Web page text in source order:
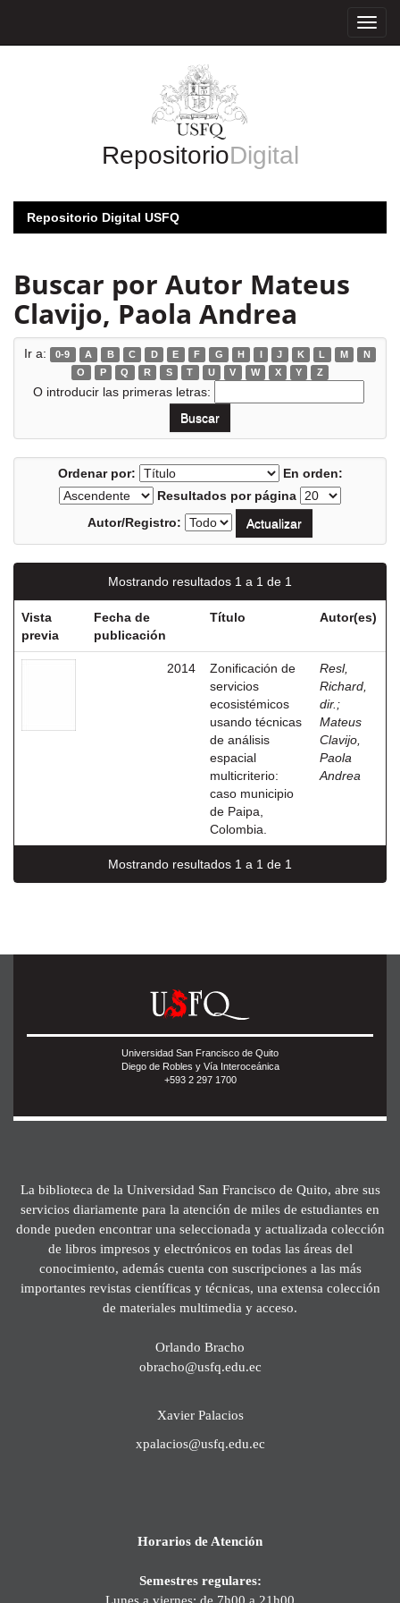
RepositorioDigital
Repositorio Digital USFQ
Buscar por Autor Mateus
Clavijo, Paola Andrea
Ir a: 0-9 A B C D E F G H I J K L M
N
O
P Q R S T U V W X Y Z
O introducir las primeras letras:
Ordenar por:
En orden:
Resultados por página
Autor/Registro:
Mostrando resultados 1 a 1 de 1
Vista
previa
Fecha de
publicación
Título Autor(es)
2014
Zonificación de
servicios
ecosistémicos
usando técnicas
de análisis
espacial
multicriterio:
caso municipio
de Paipa,
Colombia.
Resl,
Richard,
dir. ;
Mateus
Clavijo,
Paola
Andrea
Mostrando resultados 1 a 1 de 1
Universidad San Francisco de Quito
Diego de Robles y Vía Interoceánica
+593 2 297 1700
La biblioteca de la Universidad San Francisco de Quito, abre sus
servicios diariamente para la atención de miles de estudiantes en
donde pueden encontrar una seleccionada y actualizada colección
de libros impresos y electrónicos en todas las áreas del
conocimiento, además cuenta con suscripciones a las más
importantes revistas científicas y técnicas, una extensa colección
de materiales multimedia y acceso.
Orlando Bracho
obracho@usfq.edu.ec
Xavier Palacios
xpalacios@usfq.edu.ec
Horarios de Atención
Semestres regulares:
Lunes a viernes: de 7h00 a 21h00